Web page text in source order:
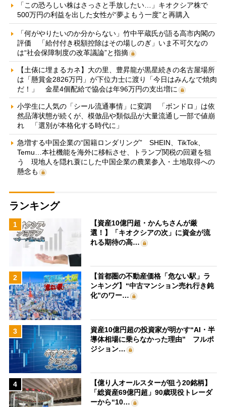
「この恐ろしい株はさっさと手放したい…」キオクシア株で
500万円の利益を出した女性が“夢よもう一度”と再購入
「何がやりたいのか分からない」竹中平蔵氏が語る高市内閣の
評価 「給付付き税額控除はその場しのぎ」いま不可欠なの
は“社会保障制度の改革議論”と指摘
【土俵に埋まるカネ】大の里、豊昇龍が黒星続きの名古屋場所
は「懸賞金2826万円」が下位力士に渡り「今日はみんなで焼肉
だ！」 金星4個配給で協会は年96万円の支出増に
小学生に人気の「シール流通事情」に変調 「ボンドロ」は依
然品薄状態が続くが、模倣品や類似品が大量流通し一部で値崩
れ 「選別が本格化する時代に」
急増する中国企業の“国籍ロンダリング” SHEIN、TikTok、
Temu…本社機能を海外に移転させ、トランプ関税の回避を狙
う 現地人を隠れ蓑にした中国企業の農業参入・土地取得への
懸念も
ランキング
1
【資産10億円超・かんちさんが厳
選！】「キオクシアの次」に資金が流
れる期待の高…
2
【首都圏の不動産価格「危ない駅」ラ
ンキング】“中古マンション売れ行き鈍
化”のワー…
3
資産10億円超の投資家が明かす“AI・半
導体相場に乗らなかった理由” フルポ
ジション…
4
【億り人オールスターが狙う20銘柄】
「総資産69億円超」90歳現役トレーダ
ーから“10…